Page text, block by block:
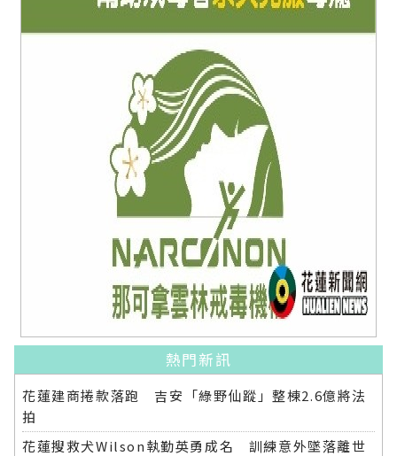
熱門新訊
花蓮建商捲款落跑 吉安「綠野仙蹤」整棟2.6億將法
拍
花蓮搜救犬Wilson執勤英勇成名 訓練意外墜落離世